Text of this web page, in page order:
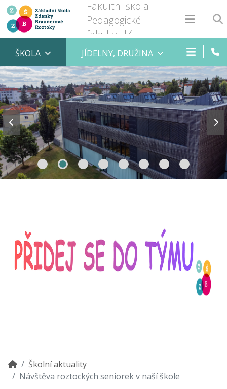
Fakultní škola
Pedagogické
fakulty UK
ŠKOLA JÍDELNY, DRUŽINA
Školní aktuality
Návštěva roztockých seniorek v naší škole